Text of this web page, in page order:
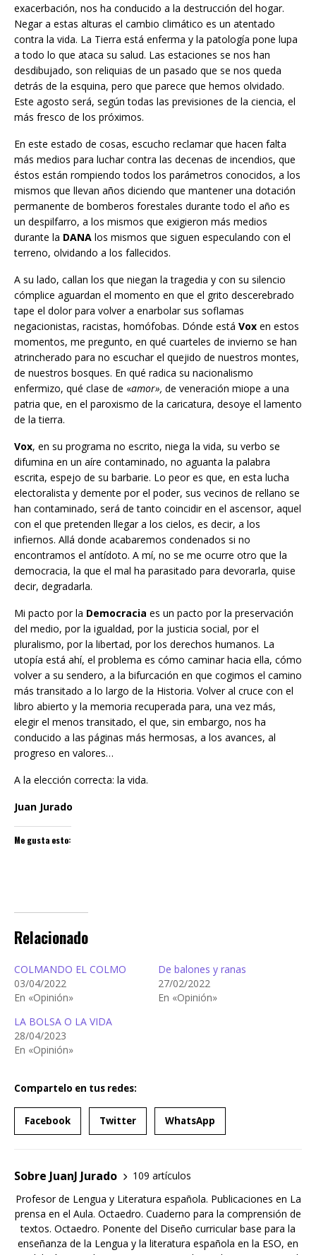
exacerbación, nos ha conducido a la destrucción del hogar.
Negar a estas alturas el cambio climático es un atentado
contra la vida. La Tierra está enferma y la patología pone lupa
a todo lo que ataca su salud. Las estaciones se nos han
desdibujado, son reliquias de un pasado que se nos queda
detrás de la esquina, pero que parece que hemos olvidado.
Este agosto será, según todas las previsiones de la ciencia, el
más fresco de los próximos.
En este estado de cosas, escucho reclamar que hacen falta
más medios para luchar contra las decenas de incendios, que
éstos están rompiendo todos los parámetros conocidos, a los
mismos que llevan años diciendo que mantener una dotación
permanente de bomberos forestales durante todo el año es
un despilfarro, a los mismos que exigieron más medios
durante la DANA los mismos que siguen especulando con el
terreno, olvidando a los fallecidos.
A su lado, callan los que niegan la tragedia y con su silencio
cómplice aguardan el momento en que el grito descerebrado
tape el dolor para volver a enarbolar sus soflamas
negacionistas, racistas, homófobas. Dónde está Vox en estos
momentos, me pregunto, en qué cuarteles de invierno se han
atrincherado para no escuchar el quejido de nuestros montes,
de nuestros bosques. En qué radica su nacionalismo
enfermizo, qué clase de «amor», de veneración miope a una
patria que, en el paroxismo de la caricatura, desoye el lamento
de la tierra.
Vox, en su programa no escrito, niega la vida, su verbo se
difumina en un aíre contaminado, no aguanta la palabra
escrita, espejo de su barbarie. Lo peor es que, en esta lucha
electoralista y demente por el poder, sus vecinos de rellano se
han contaminado, será de tanto coincidir en el ascensor, aquel
con el que pretenden llegar a los cielos, es decir, a los
infiernos. Allá donde acabaremos condenados si no
encontramos el antídoto. A mí, no se me ocurre otro que la
democracia, la que el mal ha parasitado para devorarla, quise
decir, degradarla.
Mi pacto por la Democracia es un pacto por la preservación
del medio, por la igualdad, por la justicia social, por el
pluralismo, por la libertad, por los derechos humanos. La
utopía está ahí, el problema es cómo caminar hacia ella, cómo
volver a su sendero, a la bifurcación en que cogimos el camino
más transitado a lo largo de la Historia. Volver al cruce con el
libro abierto y la memoria recuperada para, una vez más,
elegir el menos transitado, el que, sin embargo, nos ha
conducido a las páginas más hermosas, a los avances, al
progreso en valores…
A la elección correcta: la vida.
Juan Jurado
Me gusta esto:
Relacionado
COLMANDO EL COLMO
03/04/2022
En «Opinión»
De balones y ranas
27/02/2022
En «Opinión»
LA BOLSA O LA VIDA
28/04/2023
En «Opinión»
Compartelo en tus redes:
Facebook Twitter WhatsApp
Sobre JuanJ Jurado
109 artículos
Profesor de Lengua y Literatura española. Publicaciones en La
prensa en el Aula. Octaedro. Cuaderno para la comprensión de
textos. Octaedro. Ponente del Diseño curricular base para la
enseñanza de la Lengua y la literatura española en la ESO, en